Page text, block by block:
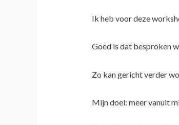
Ik heb voor deze
Goed is dat besproken
Zo kan gericht verder
Mijn doel: meer vanuit